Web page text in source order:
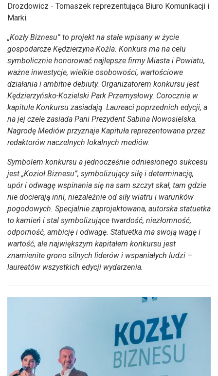
Drozdowicz - Tomaszek reprezentująca Biuro Komunikacji i
Marki.
„Kozły Biznesu” to projekt na stałe wpisany w życie
gospodarcze Kędzierzyna-Koźla. Konkurs ma na celu
symbolicznie honorować najlepsze firmy Miasta i Powiatu,
ważne inwestycje, wielkie osobowości, wartościowe
działania i ambitne debiuty. Organizatorem konkursu jest
Kędzierzyńsko-Kozielski Park Przemysłowy. Corocznie w
kapitule Konkursu zasiadają Laureaci poprzednich edycji, a
na jej czele zasiada Pani Prezydent Sabina Nowosielska.
Nagrodę Mediów przyznaje Kapituła reprezentowana przez
redaktorów naczelnych lokalnych mediów.
Symbolem konkursu a jednocześnie odniesionego sukcesu
jest „Kozioł Biznesu”, symbolizujący siłę i determinację,
upór i odwagę wspinania się na sam szczyt skał, tam gdzie
nie docierają inni, niezależnie od siły wiatru i warunków
pogodowych. Specjalnie zaprojektowana, autorska statuetka
to kamień i stal symbolizujące twardość, niezłomność,
odporność, ambicję i odwagę. Statuetka ma swoją wagę i
wartość, ale największym kapitałem konkursu jest
znamienite grono silnych liderów i wspaniałych ludzi –
laureatów wszystkich edycji wydarzenia.